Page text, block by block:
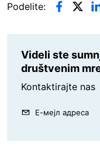
Podelite:
Videli ste
društvenim
Kontaktirajte nas
Е-мејл адреса